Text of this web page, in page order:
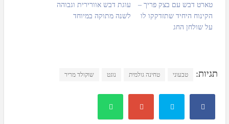
טארט דבש עם בצק פריך –
הקינוח היחיד שתזדקקו לו
על שולחן החג
עוגת דבש אוורירית וגבוהה
לשנה מתוקה במיוחד
תגיות: טבעוני טחינה גולמית נוגט שוקולד מריר